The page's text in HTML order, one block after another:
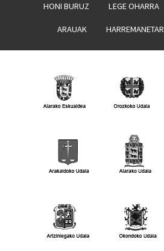
HONI BURUZ LEGE OHARRA
ARAUAK